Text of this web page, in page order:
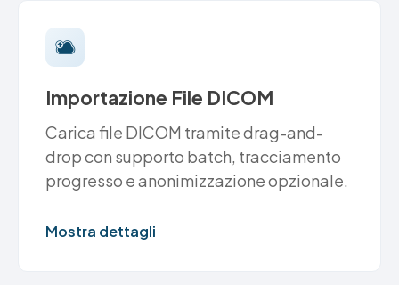
Importazione File DICOM
Carica file DICOM tramite drag-and-
drop con supporto batch, tracciamento
progresso e anonimizzazione opzionale.
Mostra dettagli